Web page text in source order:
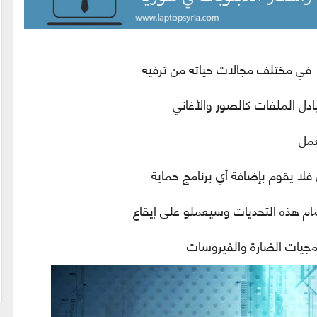
مختلف مجالات حياته من ترفيه
الملفات كالصور والأغاني
يقوم بإضافة أي برنامج حماية
هذه التحديات وسيعملو على إيقاع
الضارة والفيروسات